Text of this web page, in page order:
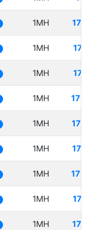
1MH
1MH
1MH
1MH
1MH
1MH
1MH
1MH
1MH